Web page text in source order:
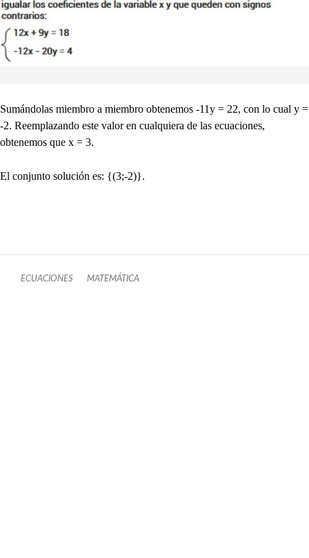
Sumándolas miembro a miembro obtenemos -11y = 22, con lo cual y =
-2. Reemplazando este valor en cualquiera de las ecuaciones,
obtenemos que x = 3.
El conjunto solución es: {(3;-2)}.
ECUACIONES MATEMÁTICA